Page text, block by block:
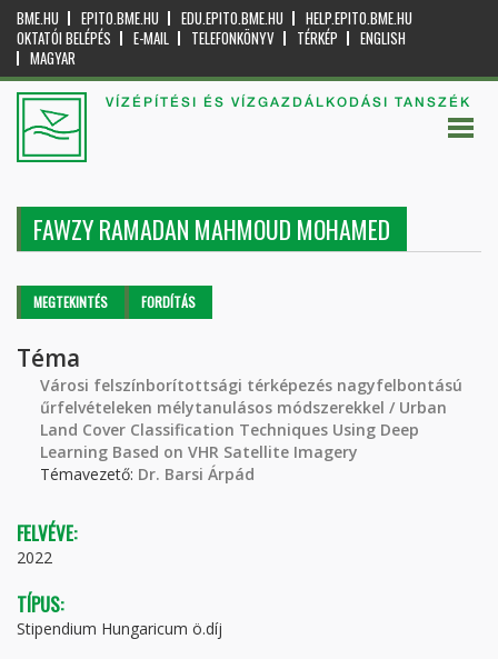
BME.HU EPITO.BME.HU EDU.EPITO.BME.HU
HELP.EPITO.BME.HU
OKTATÓI BELÉPÉS
E-MAIL TELEFONKÖNYV TÉRKÉP
ENGLISH
MAGYAR
VÍZÉPÍTÉSI ÉS VÍZGAZDÁLKODÁSI TANSZÉK
FAWZY RAMADAN MAHMOUD MOHAMED
Elsődleges fülek
MEGTEKINTÉS (AKTÍVFORDÍTÁS
Téma
Városi felszínborítottsági térképezés nagyfelbontású
űrfelvételeken mélytanulásos módszerekkel / Urban
Land Cover Classification Techniques Using Deep
Learning Based on VHR Satellite Imagery
Témavezető: Dr. Barsi Árpád
FELVÉVE:
2022
TÍPUS:
Stipendium Hungaricum ö.díj